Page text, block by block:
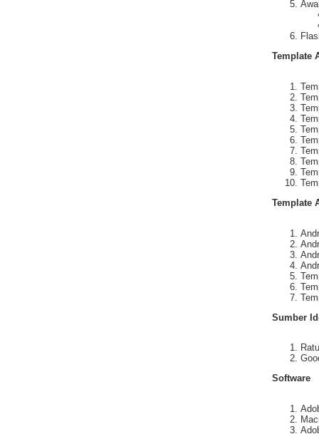
Template
Template
Sumber
Software